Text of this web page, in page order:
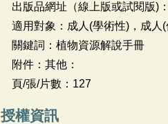
出版品網址（線上版或試閱版)
適用對象：成人(學術性)，成人
關鍵詞：植物資源解說手冊
附件：其他：
頁/張/片數：127
授權資訊